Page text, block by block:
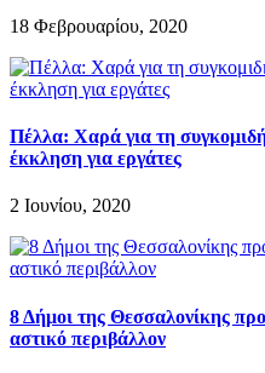
18 Φεβρουαρίου, 2020
Πέλλα: Χαρά για τη
έκκληση για εργάτες
2 Ιουνίου, 2020
8 Δήμοι της Θεσσαλονίκης
αστικό περιβάλλον